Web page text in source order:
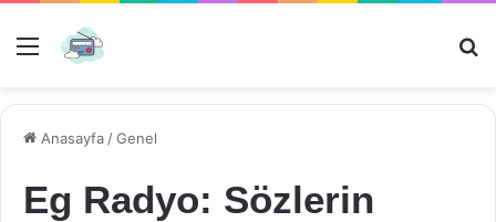
Menü
Anasayfa /Genel
Eg Radyo: Sözlerin